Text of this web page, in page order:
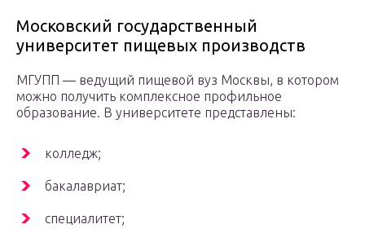
Московский государственный
университет пищевых производств
МГУПП — ведущий пищевой вуз Москвы, в котором
можно получить комплексное профильное
образование. В университете представлены:
колледж;
бакалавриат;
специалитет;